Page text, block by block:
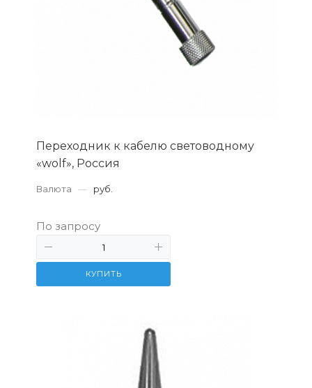
Переходник к кабелю световодному
«wolf», Россия
Валюта — руб.
По запросу
КУПИТЬ